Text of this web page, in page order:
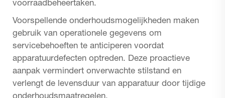
voorraadbeheertaken.
Voorspellende onderhoudsmogelijkheden maken
gebruik van operationele gegevens om
servicebehoeften te anticiperen voordat
apparatuurdefecten optreden. Deze proactieve
aanpak vermindert onverwachte stilstand en
verlengt de levensduur van apparatuur door tijdige